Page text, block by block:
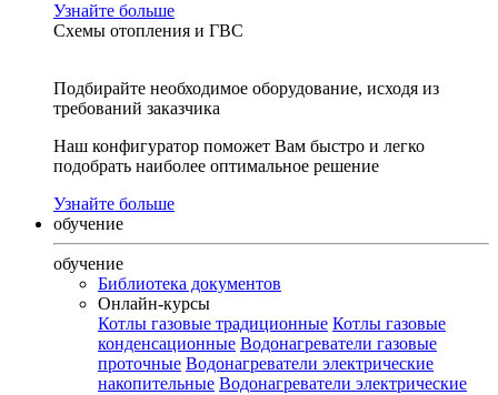
Узнайте больше
Схемы отопления и ГВС
Подбирайте необходимое оборудование, исходя из
требований заказчика
Наш конфигуратор поможет Вам быстро и легко
подобрать наиболее оптимальное решение
Узнайте больше
обучение
обучение
Библиотека документов
Онлайн-курсы
Котлы газовые традиционные Котлы газовые
конденсационные Водонагреватели газовые
проточные Водонагреватели электрические
накопительные Водонагреватели электрические